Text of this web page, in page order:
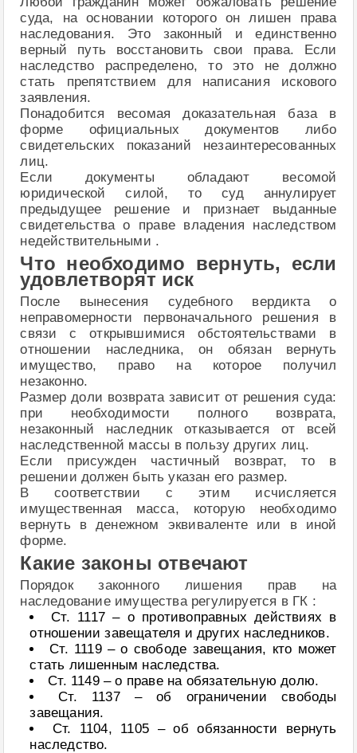
суда, на основании которого он лишен права
наследования. Это законный и единственно
верный путь восстановить свои права. Если
наследство распределено, то это не должно
стать препятствием для написания искового
заявления.
Понадобится весомая доказательная база в
форме официальных документов либо
свидетельских показаний незаинтересованных
лиц.
Если документы обладают весомой
юридической силой, то суд аннулирует
предыдущее решение и признает выданные
свидетельства о праве владения наследством
недействительными .
Что необходимо вернуть, если
удовлетворят иск
После вынесения судебного вердикта о
неправомерности первоначального решения в
связи с открывшимися обстоятельствами в
отношении наследника, он обязан вернуть
имущество, право на которое получил
незаконно.
Размер доли возврата зависит от решения суда:
при необходимости полного возврата,
незаконный наследник отказывается от всей
наследственной массы в пользу других лиц.
Если присужден частичный возврат, то в
решении должен быть указан его размер.
В соответствии с этим исчисляется
имущественная масса, которую необходимо
вернуть в денежном эквиваленте или в иной
форме.
Какие законы отвечают
Порядок законного лишения прав на
наследование имущества регулируется в ГК :
Ст. 1117 – о противоправных действиях в
отношении завещателя и других наследников.
Ст. 1119 – о свободе завещания, кто может
стать лишенным наследства.
Ст. 1149 – о праве на обязательную долю.
Ст. 1137 – об ограничении свободы
завещания.
Ст. 1104, 1105 – об обязанности вернуть
наследство.